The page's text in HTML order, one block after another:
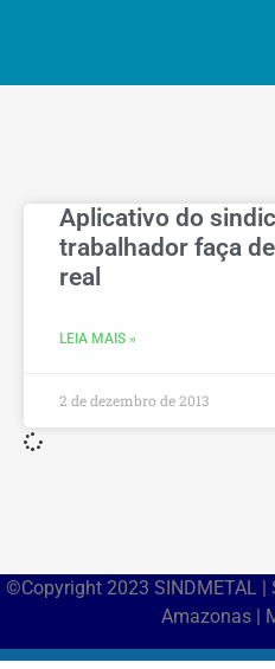
Aplicativo do
trabalhador faça
real
LEIA MAIS »
2 de dezembro de 2013
©Copyright 2023 SINDMETAL
Amazonas |